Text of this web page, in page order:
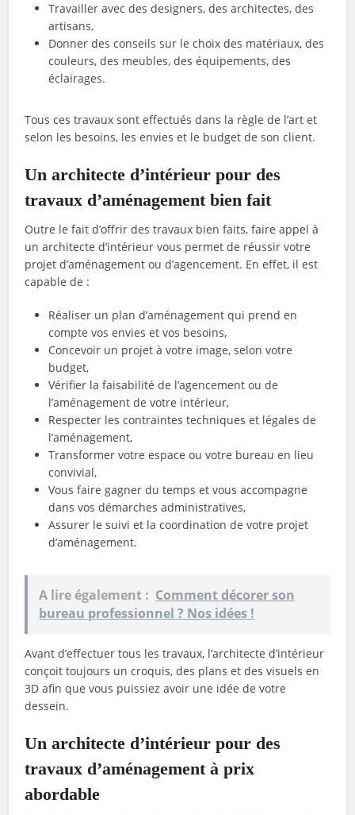
Travailler avec des designers, des architectes, des
artisans,
Donner des conseils sur le choix des matériaux, des
couleurs, des meubles, des équipements, des
éclairages.
Tous ces travaux sont effectués dans la règle de l’art et
selon les besoins, les envies et le budget de son client.
Un architecte d’intérieur pour des
travaux d’aménagement bien fait
Outre le fait d’offrir des travaux bien faits, faire appel à
un architecte d’intérieur vous permet de réussir votre
projet d’aménagement ou d’agencement. En effet, il est
capable de :
Réaliser un plan d’aménagement qui prend en
compte vos envies et vos besoins,
Concevoir un projet à votre image, selon votre
budget,
Vérifier la faisabilité de l’agencement ou de
l’aménagement de votre intérieur,
Respecter les contraintes techniques et légales de
l’aménagement,
Transformer votre espace ou votre bureau en lieu
convivial,
Vous faire gagner du temps et vous accompagne
dans vos démarches administratives,
Assurer le suivi et la coordination de votre projet
d’aménagement.
A lire également : Comment décorer son
bureau professionnel ? Nos idées !
Avant d’effectuer tous les travaux, l’architecte d’intérieur
conçoit toujours un croquis, des plans et des visuels en
3D afin que vous puissiez avoir une idée de votre
dessein.
Un architecte d’intérieur pour des
travaux d’aménagement à prix
abordable